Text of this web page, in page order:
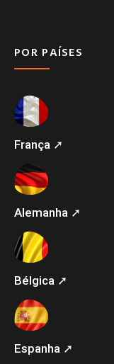
POR PAÍSES
França ➚
Alemanha ➚
Bélgica ➚
Espanha ➚